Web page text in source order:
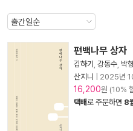
편백나무 상자
김하기 강동수 박
산지니
2025년
16,200원 (10%
택배로 주문하면 8